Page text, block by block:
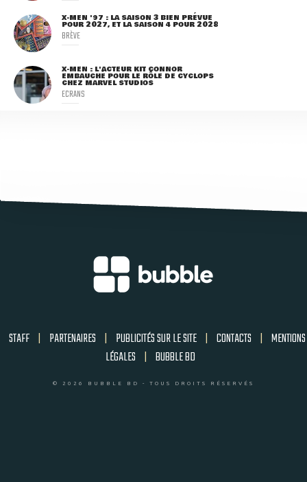
X-MEN '97 : LA SAISON 3 BIEN PRÉVUE
POUR 2027, ET LA SAISON 4 POUR 2028
BRÈVE
X-MEN : L'ACTEUR KIT CONNOR
EMBAUCHÉ POUR LE RÔLE DE CYCLOPS
CHEZ MARVEL STUDIOS
ECRANS
STAFF | PARTENAIRES | PUBLICITÉS SUR LE SITE | CONTACTS | MENTIONS
LÉGALES | BUBBLE BD
© 2026 BUBBLE BD - TOUS DROITS RÉSERVÉS